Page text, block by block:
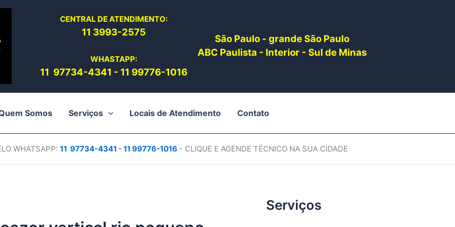
CENTRAL DE ATENDIMENTO:
11 3993-2575
WHASTAPP:
11 97734-4341 - 11 99776-1016
São Paulo - grande São Paulo
ABC Paulista - Interior - Sul de Minas
Somos Serviços Locais de Atendimento Contato
WHATSAPP: 11 97734-4341 - 11 99776-1016 - CLIQUE E AGENDE TÉCNICO NA SUA CIDADE
Serviços